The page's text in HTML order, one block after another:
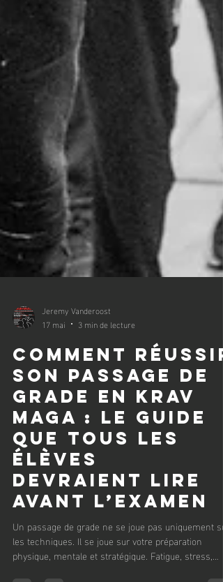
Jeremy Vanderoost
17 mai
3 min de lecture
Comment réussir
son passage de
grade en Krav
Maga : le guide
que tous les
élèves
devraient lire
avant l’examen
Un passage de grade ne se joue pas uniquement sur